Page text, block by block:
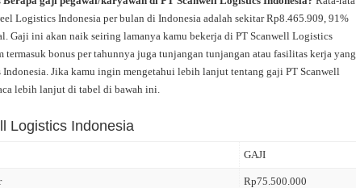
Logistics Indonesia per bulan di Indonesia adalah sekitar Rp8.465.909, 91%
Gaji ini akan naik seiring lamanya kamu bekerja di PT Scanwell Logistics
bonus per tahunnya juga tunjangan tunjangan atau fasilitas kerja yang
Jika kamu ingin mengetahui lebih lanjut tentang gaji PT Scanwell
lebih lanjut di tabel di bawah ini.
Logistics Indonesia
GAJI
Rp75.500.000